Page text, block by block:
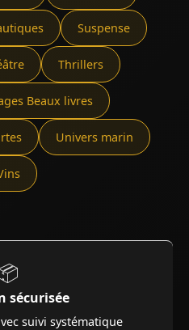
Suspense
Thrillers
Beaux livres
Univers marin
sécurisée
suivi systématique